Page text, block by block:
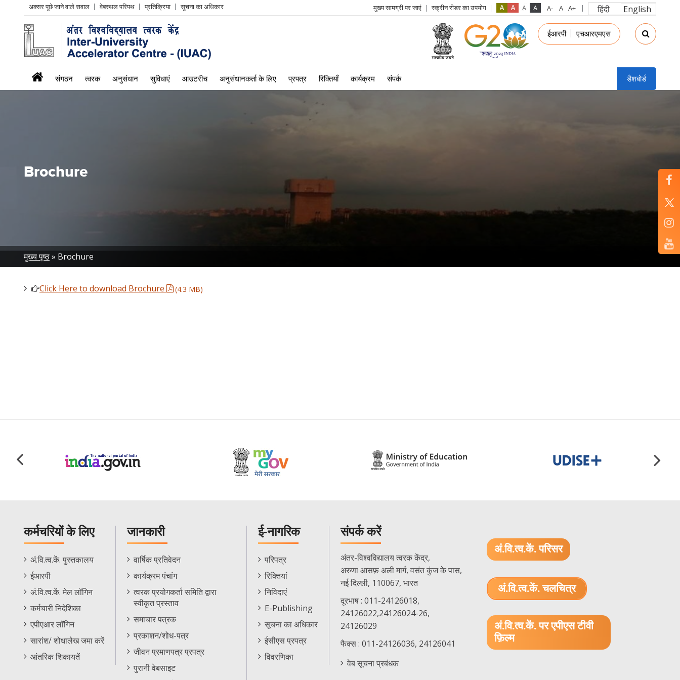
Header
Left
menu
अक्सर पूछे जाने वाले सवाल वेबस्थल परिपथ प्रतिक्रिया सूचना का अधिकार मुख्य सामग्री पर जाएं स्क्रीन रीडर का उपयोग हिंदी English
login
menu
ईआरपी एचआरएमएस
iuac
menu
संगठन त्वरक अनुसंधान सुविधाएं आउटरीच अनुसंधानकर्ता के लिए प्रपत्र रिक्तियाँ कार्यक्रम संपर्क डैशबोर्ड
Brochure
Breadcrumb
मुख्य पृष्ठ Brochure
Click Here to download Brochure (4.3 MB)
कर्मचरियों के लिए
Staff
Footer
Menu
अं.वि.त्व.कें. पुस्तकालय
ईआरपी
अं.वि.त्व.कें. मेल लॉगिन
कर्मचारी निदेशिका
एपीएआर लॉगिन
सारांश/ शोधालेख जमा करें
आंतरिक शिकायतें
जानकारी
Informations
Menu
वार्षिक प्रतिवेदन
कार्यक्रम पंचांग
त्वरक प्रयोगकर्ता समिति द्वारा
स्वीकृत प्रस्ताव
समाचार पत्रक
प्रकाशन/शोध-पत्र
जीवन प्रमाणपत्र प्रपत्र
पुरानी वेबसाइट
ई-नागरिक
E-
Citizen
Menu
परिपत्र
रिक्तियां
निविदाएं
E-Publishing
सूचना का अधिकार
ईसीएस प्रपत्र
विवरणिका
संपर्क करें
अंतर-विश्वविद्यालय त्वरक केंद्र,
अरुणा आसफ़ अली मार्ग, वसंत कुंज के पास,
नई दिल्ली, 110067, भारत
दूरभाष : 011-24126018,
24126022,24126024-26,
24126029
फैक्स : 011-24126036, 24126041
वेब सूचना प्रबंधक
अं.वि.त्व.कें. परिसर
अं.वि.त्व.कें. चलचित्र
अं.वि.त्व.कें. पर एपीएस टीवी
फ़िल्म